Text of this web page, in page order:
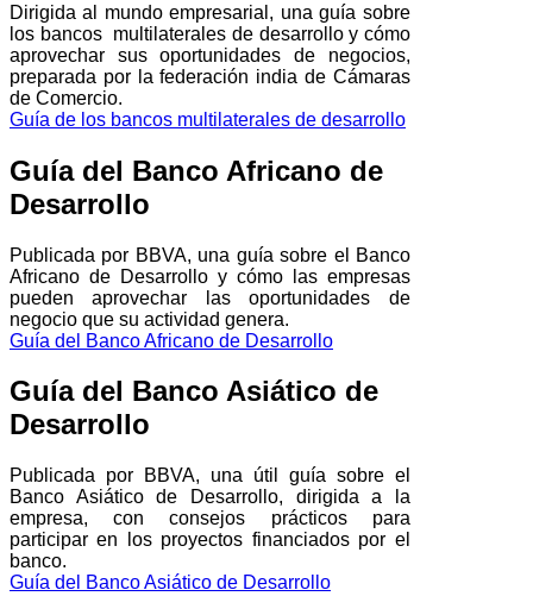
Dirigida al mundo empresarial, una guía sobre
los bancos multilaterales de desarrollo y cómo
aprovechar sus oportunidades de negocios,
preparada por la federación india de Cámaras
de Comercio.
Guía de los bancos multilaterales de desarrollo
Guía del Banco Africano de
Desarrollo
Publicada por BBVA, una guía sobre el Banco
Africano de Desarrollo y cómo las empresas
pueden aprovechar las oportunidades de
negocio que su actividad genera.
Guía del Banco Africano de Desarrollo
Guía del Banco Asiático de
Desarrollo
Publicada por BBVA, una útil guía sobre el
Banco Asiático de Desarrollo, dirigida a la
empresa, con consejos prácticos para
participar en los proyectos financiados por el
banco.
Guía del Banco Asiático de Desarrollo